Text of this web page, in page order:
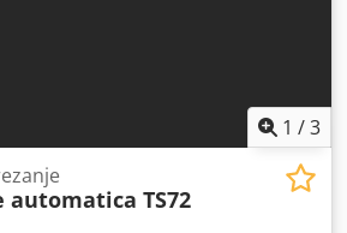
nikakve veze sa strojem. Codjyx 1 /3
automatica TS72